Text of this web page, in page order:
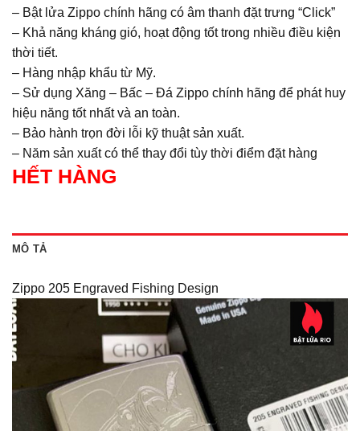
– Bật lửa Zippo chính hãng có âm thanh đặt trưng “Click”
– Khả năng kháng gió, hoạt động tốt trong nhiều điều kiện
thời tiết.
– Hàng nhập khẩu từ Mỹ.
– Sử dụng Xăng – Bấc – Đá Zippo chính hãng để phát huy
hiệu năng tốt nhất và an toàn.
– Bảo hành trọn đời lỗi kỹ thuật sản xuất.
– Năm sản xuất có thể thay đổi tùy thời điểm đặt hàng
HẾT HÀNG
MÔ TẢ
Zippo 205 Engraved Fishing Design